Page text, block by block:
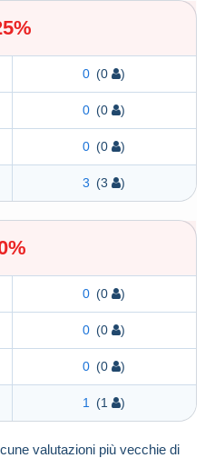
0 (0 )
0 (0 )
0 (0 )
3 (3 )
0 (0 )
0 (0 )
0 (0 )
1 (1 )
valutazioni più vecchie di